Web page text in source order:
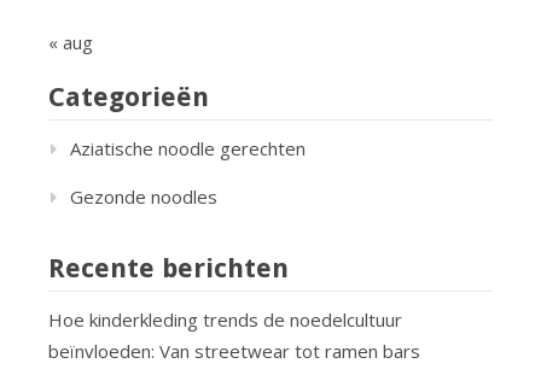
« aug
Categorieën
Aziatische noodle gerechten
Gezonde noodles
Recente berichten
Hoe kinderkleding trends de noedelcultuur
beïnvloeden: Van streetwear tot ramen bars